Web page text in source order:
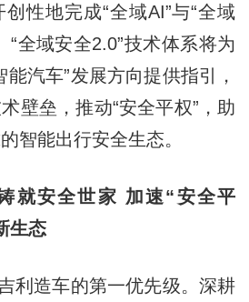
性地完成“全域AI”与“全域
“全域安全2.0”技术体系将为
汽车”发展方向提供指引，
壁垒，推动“安全平权”，助
智能出行安全生态。
安全世家 加速“安全平
生态
造车的第一优先级。深耕